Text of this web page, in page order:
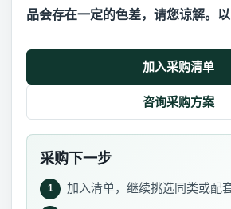
品会存在一定的色差，请您谅解。以
加入采购清单
咨询采购方案
采购下一步
1
加入清单，继续挑选同类或配